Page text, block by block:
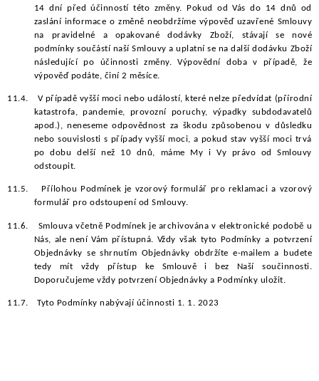
14 dní před účinností této změny. Pokud od Vás do 14 dnů od
zaslání informace o změně neobdržíme výpověď uzavřené Smlouvy
na pravidelné a opakované dodávky Zboží, stávají se nové
podmínky součástí naší Smlouvy a uplatní se na další dodávku Zboží
následující po účinnosti změny. Výpovědní doba v případě, že
výpověď podáte, činí 2 měsíce.
11.4.
V případě vyšší moci nebo událostí, které nelze předvídat (přírodní
katastrofa, pandemie, provozní poruchy, výpadky subdodavatelů
apod.), neneseme odpovědnost za škodu způsobenou v důsledku
nebo souvislosti s případy vyšší moci, a pokud stav vyšší moci trvá
po dobu delší než 10 dnů, máme My i Vy právo od Smlouvy
odstoupit.
11.5.
Přílohou Podmínek je vzorový formulář pro reklamaci a vzorový
formulář pro odstoupení od Smlouvy.
11.6.
Smlouva včetně Podmínek je archivována v elektronické podobě u
Nás, ale není Vám přístupná. Vždy však tyto Podmínky a potvrzení
Objednávky se shrnutím Objednávky obdržíte e-mailem a budete
tedy mít vždy přístup ke Smlouvě i bez Naší součinnosti.
Doporučujeme vždy potvrzení Objednávky a Podmínky uložit.
11.7. Tyto Podmínky nabývají účinnosti 1. 1. 2023